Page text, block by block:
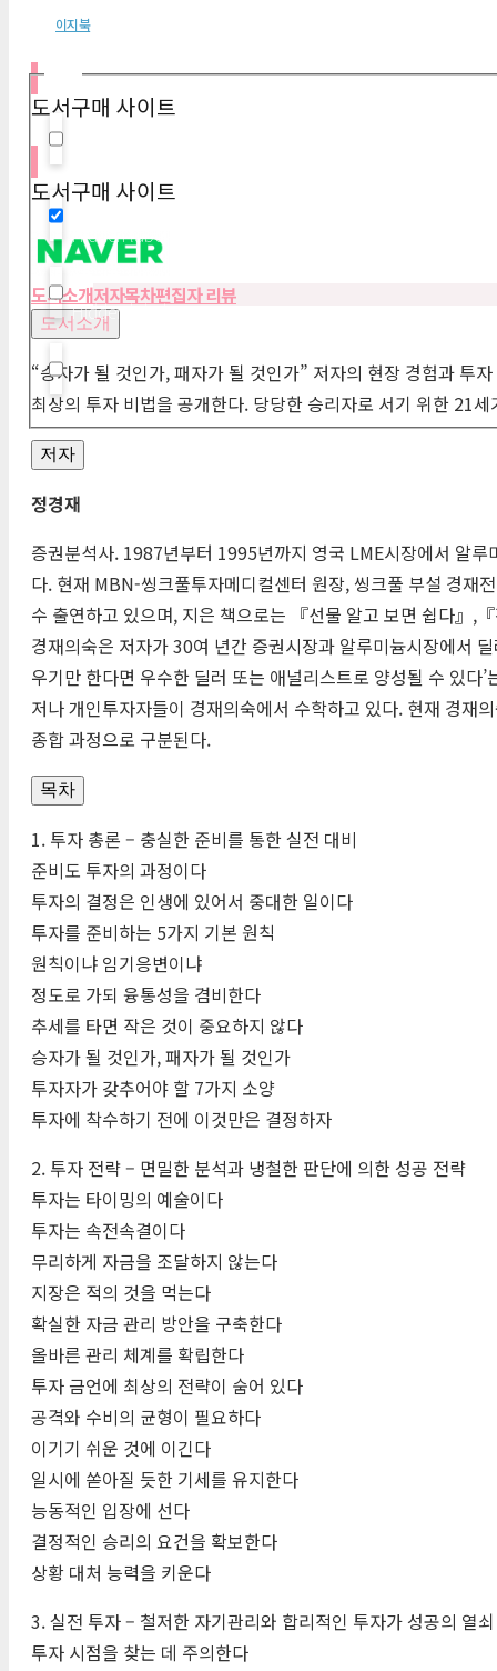
Hidden label
Hidden label
Hidden label
이지북
도서구매 사이트
도서구매 사이트
도서소개저자목차편집자 리뷰
도서소개
“승자가 될 것인가, 패자가 될 것인가” 저자의 현장 경험과 투
최상의 투자 비법을 공개한다. 당당한 승리자로 서기 위한 21
저자
정경재
증권분석사. 1987년부터 1995년까지 영국 LME시장에서 알루
다. 현재 MBN-씽크풀투자메디컬센터 원장, 씽크풀 부설 경재
수 출연하고 있으며, 지은 책으로는 『선물 알고 보면 쉽다』,
경재의숙은 저자가 30여 년간 증권시장과 알루미늄시장에서
우기만 한다면 우수한 딜러 또는 애널리스트로 양성될 수 있다
저나 개인투자자들이 경재의숙에서 수학하고 있다. 현재 경재
종합 과정으로 구분된다.
목차
1. 투자 총론 – 충실한 준비를 통한 실전 대비
준비도 투자의 과정이다
투자의 결정은 인생에 있어서 중대한 일이다
투자를 준비하는 5가지 기본 원칙
원칙이냐 임기응변이냐
정도로 가되 융통성을 겸비한다
추세를 타면 작은 것이 중요하지 않다
승자가 될 것인가, 패자가 될 것인가
투자자가 갖추어야 할 7가지 소양
투자에 착수하기 전에 이것만은 결정하자
2. 투자 전략 – 면밀한 분석과 냉철한 판단에 의한 성공 전략
투자는 타이밍의 예술이다
투자는 속전속결이다
무리하게 자금을 조달하지 않는다
지장은 적의 것을 먹는다
확실한 자금 관리 방안을 구축한다
올바른 관리 체계를 확립한다
투자 금언에 최상의 전략이 숨어 있다
공격와 수비의 균형이 필요하다
이기기 쉬운 것에 이긴다
일시에 쏟아질 듯한 기세를 유지한다
능동적인 입장에 선다
결정적인 승리의 요건을 확보한다
상황 대처 능력을 키운다
3. 실전 투자 – 철저한 자기관리와 합리적인 투자가 성공의 열쇠
투자 시점을 찾는 데 주의한다